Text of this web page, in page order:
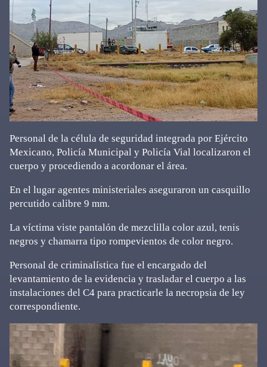
Personal de la célula de seguridad integrada por Ejército
Mexicano, Policía Municipal y Policía Vial localizaron el
cuerpo y procediendo a acordonar el área.
En el lugar agentes ministeriales aseguraron un casquillo
percutido calibre 9 mm.
La víctima viste pantalón de mezclilla color azul, tenis
negros y chamarra tipo rompevientos de color negro.
Personal de criminalística fue el encargado del
levantamiento de la evidencia y trasladar el cuerpo a las
instalaciones del C4 para practicarle la necropsia de ley
correspondiente.